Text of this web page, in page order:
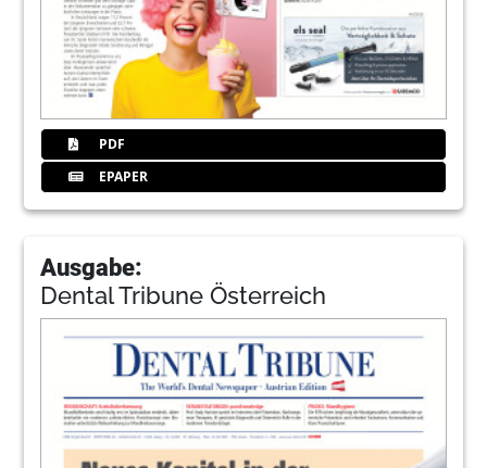
PDF
EPAPER
Ausgabe:
Dental Tribune Österreich